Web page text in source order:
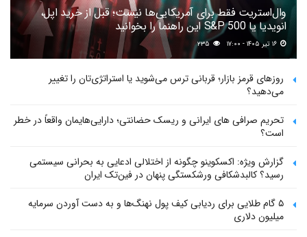
وال‌استریت فقط برای آمریکایی‌ها نیست؛ قبل از خرید اپل،
انویدیا یا S&P 500 این راهنما را بخوانید
۲۳۵
روزهای قرمز بازار؛ قربانی ترس می‌شوید یا استراتژی‌تان را تغییر
می‌دهید؟
تحریم صرافی های ایرانی و ریسک حضانتی؛ دارایی‌هایمان واقعاً در خطر
است؟
گزارش ویژه: اکسکوینو چگونه از اختلالی ادعایی به بحرانی سیستمی
رسید؟ کالبدشکافی ورشکستگی پنهان در فین‌تک ایران
۵ گام طلایی برای ردیابی کیف پول‌ نهنگ‌ها و به دست آوردن سرمایه
میلیون دلاری